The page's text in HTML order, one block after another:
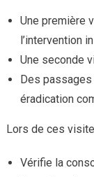
Une première
l’intervention
Une seconde
Des
éradication
Lors de ces
Vérifie la